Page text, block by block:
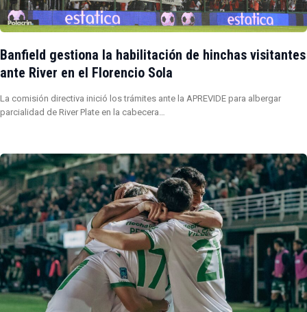
Banfield gestiona la habilitación de hinchas visitantes
ante River en el Florencio Sola
La comisión directiva inició los trámites ante la APREVIDE para albergar
parcialidad de River Plate en la cabecera…